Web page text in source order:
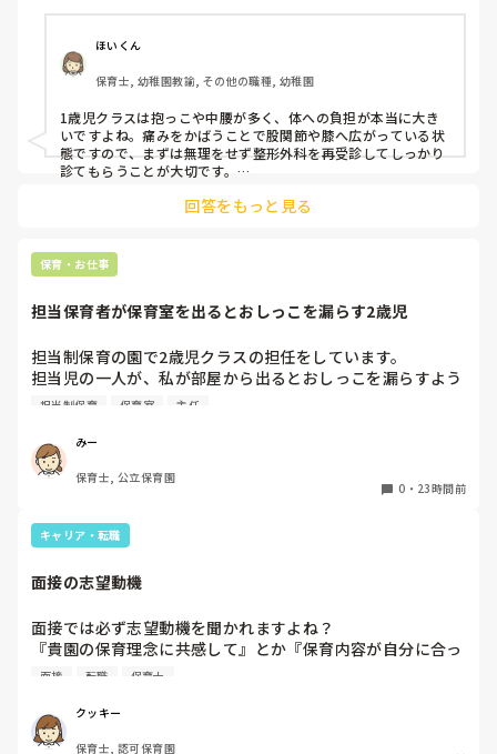
ようやく立てたら、しゃがめない。
驚きました。
通院して、コルセット、湿布、痛み止め、電気などで１週間
乗り切ったら
週末には、左が痛みだし、これも痛み止めや湿布で抑えて仕
事をしていたら、
床から支えなしに立ち上がりにくくなり、痛みが走ります。
自転車通勤ですが、それも、膝や太ももに痛みが来始めまし
た。
今は８月。
家でもやることはあります。
日常生活すら支障をきたすほどになりました。
椅子に座って作業をすれば？
と、園で言われました。
なので、子ども椅子程度の高さの踏み台に座って、試してみ
ただじっと座っていても、5分も座ればお尻に痛みがきま
す。
この高さの作業だと意外に、
なること多いことに気づきました。
その度にあちらこちらに痛みが来て
立ち上がる時には、膝や太ももが固まり痛みが……
腰痛、膝痛お持ちの方は、どの程度の痛みで働かれているの
ほいくん
保育士, 幼稚園教諭, その他の職種, 幼稚園
1歳児クラスは抱っこや中腰が多く、体への負担が本当に大き
いですよね。痛みをかばうことで股関節や膝へ広がっている状
態ですので、まずは無理をせず整形外科を再受診してしっかり
診てもらうことが大切です。
用したり、抱っこや重い作業は周囲の先生に相談して頼むよう
回答をもっと見る
保育・お仕事
担当保育者が保育室を出るとおしっこを漏らす2歳児
担当制保育の園で2歳児クラスの担任をしています。
担当児の一人が、私が部屋から出るとおしっこを漏らすよう
になりました。
4月から私への執着が強かったのですが、特に寝かしつけの
時に私がそばに行かないと繰り返し大きい声で呼んだり私が
寝かしつけしている子にちょっかいを出したり、何回もトイ
もしばしば…
パンツで寝れる子が増えてきて、寝かしつけの時にトイレに
うとするとその子も行きたがります。
ので、その子には待っててねといい外に出ていました。今日
はそれで2回漏らしています。
2回目は私は見ていないのですが、かなり微量だったそう
しているように見えると言われました。
日頃からそのことの関わりはしっかり持てるように意識はし
担当制保育 保育室 主任
みー
保育士, 公立保育園
0 ・ 23時間前
キャリア・転職
面接の志望動機
面接では必ず志望動機を聞かれますよね？
『貴園の保育理念に共感して』とか『保育内容が自分に合っ
てると思いました』等々が多いかと思いますが、実際はどう
私自身、園の雰囲気とか園の規模、保育内容は勘案しますが
正直なところ、家から通いやすいか、給与はどうか…という
面接 転職 保育士
クッキー
保育士, 認可保育園